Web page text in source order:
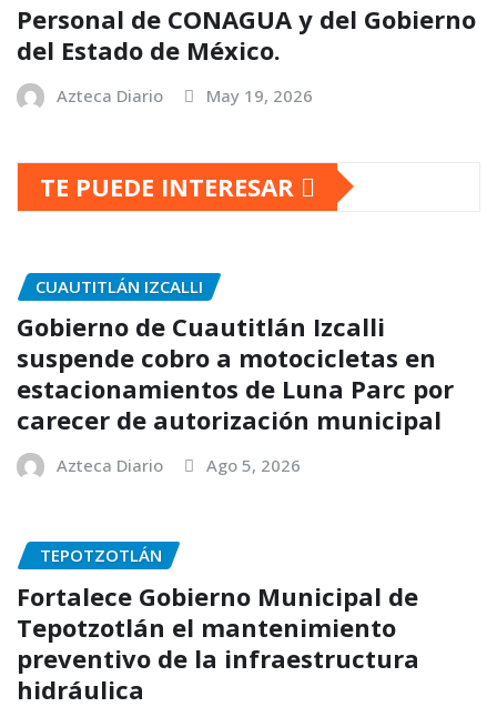
Personal de CONAGUA y del Gobierno
del Estado de México.
Azteca Diario May 19, 2026
TE PUEDE INTERESAR
CUAUTITLÁN IZCALLI
Gobierno de Cuautitlán Izcalli
suspende cobro a motocicletas en
estacionamientos de Luna Parc por
carecer de autorización municipal
Azteca Diario Ago 5, 2026
TEPOTZOTLÁN
Fortalece Gobierno Municipal de
Tepotzotlán el mantenimiento
preventivo de la infraestructura
hidráulica